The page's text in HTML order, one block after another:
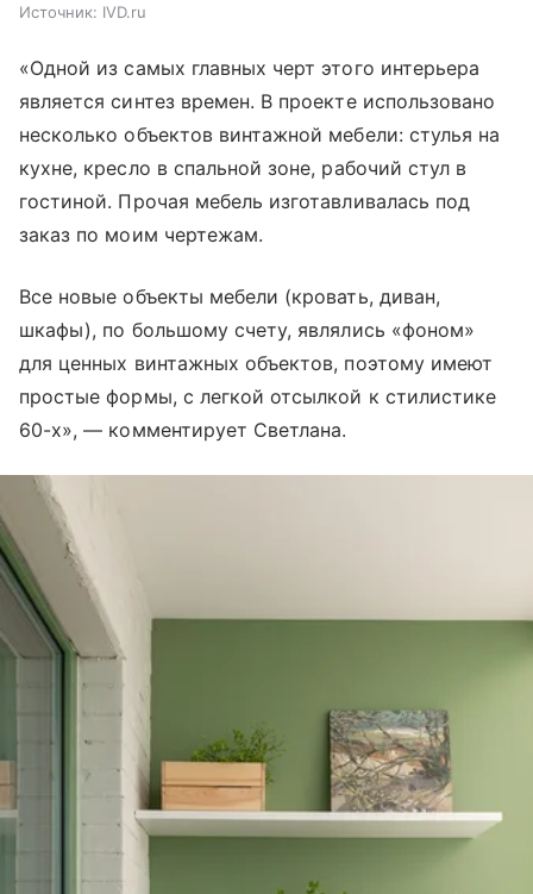
Источник: IVD.ru
«Одной из самых главных черт этого интерьера
является синтез времен. В проекте использовано
несколько объектов винтажной мебели: стулья на
кухне, кресло в спальной зоне, рабочий стул в
гостиной. Прочая мебель изготавливалась под
заказ по моим чертежам.
Все новые объекты мебели (кровать, диван,
шкафы), по большому счету, являлись «фоном»
для ценных винтажных объектов, поэтому имеют
простые формы, с легкой отсылкой к стилистике
60-х», — комментирует Светлана.